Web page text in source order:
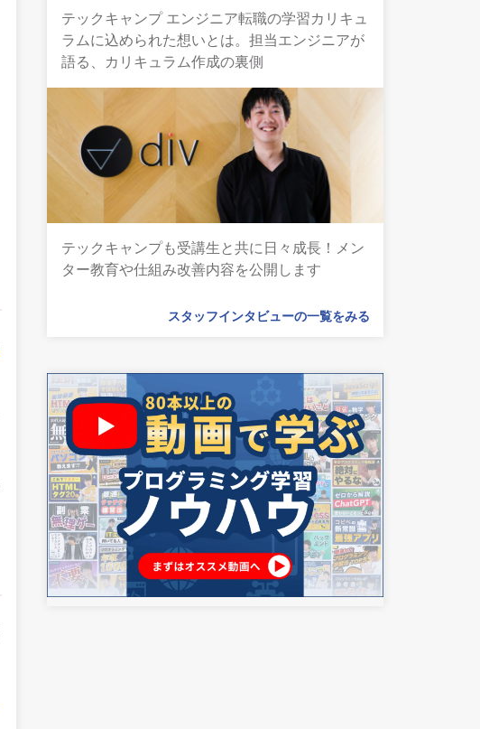
テックキャンプ エンジニア転職の学習カリキュ
ラムに込められた想いとは。担当エンジニアが
語る、カリキュラム作成の裏側
テックキャンプも受講生と共に日々成長！メン
ター教育や仕組み改善内容を公開します
スタッフインタビューの一覧をみる